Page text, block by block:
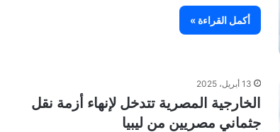
أكمل القراءة »
13 أبريل، 2025
الخارجية المصرية تتدخل لإنهاء أزمة نقل
جثماني مصريين من ليبيا